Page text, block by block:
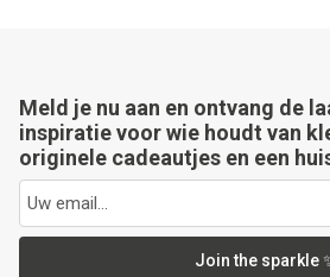
Meld je nu aan en ontvang de
inspiratie voor wie houdt van
originele cadeautjes en een
Join the sparkle